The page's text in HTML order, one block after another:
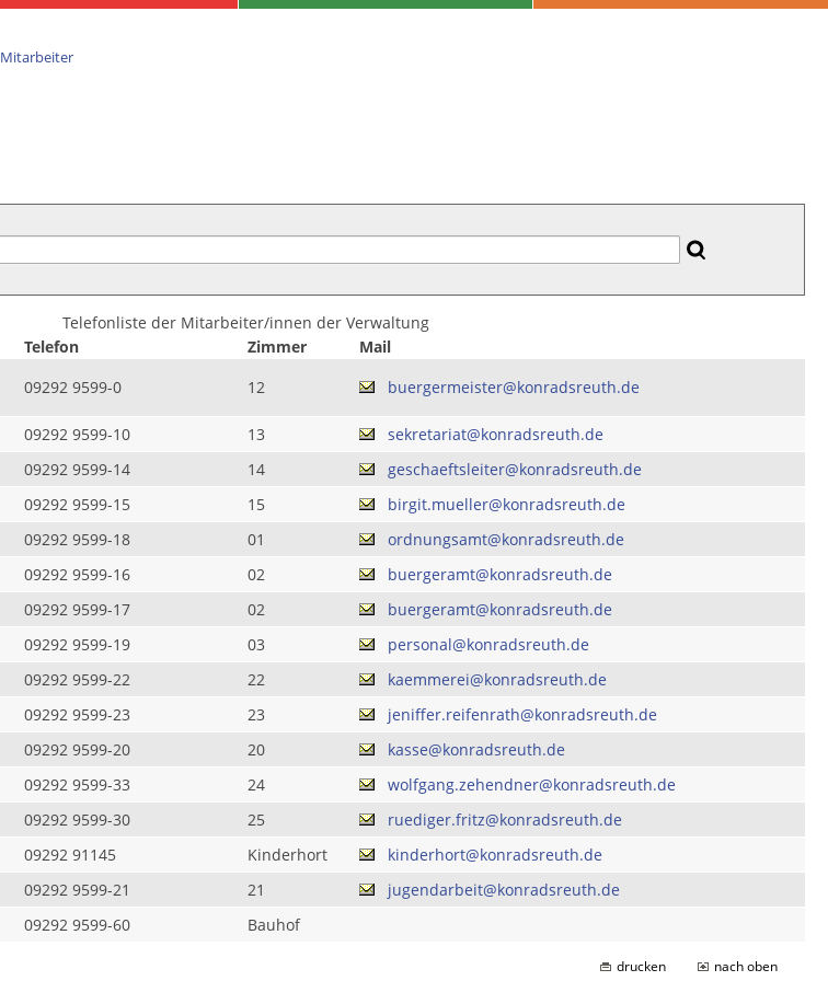
Mitarbeiter
Telefonliste der Mitarbeiter/innen der Verwaltung
Telefon Zimmer
Mail
09292 9599-0 12 buergermeister@konradsreuth.de
09292 9599-10 13
sekretariat@konradsreuth.de
09292 9599-14 14
geschaeftsleiter@konradsreuth.de
09292 9599-15 15
birgit.mueller@konradsreuth.de
09292 9599-18 01
ordnungsamt@konradsreuth.de
09292 9599-16 02
buergeramt@konradsreuth.de
09292 9599-17 02
buergeramt@konradsreuth.de
09292 9599-19 03
personal@konradsreuth.de
09292 9599-22 22
kaemmerei@konradsreuth.de
09292 9599-23 23
jeniffer.reifenrath@konradsreuth.de
09292 9599-20 20
kasse@konradsreuth.de
09292 9599-33 24
wolfgang.zehendner@konradsreuth.de
09292 9599-30 25
ruediger.fritz@konradsreuth.de
09292 91145 Kinderhort
kinderhort@konradsreuth.de
09292 9599-21 21
jugendarbeit@konradsreuth.de
09292 9599-60 Bauhof
drucken nach oben